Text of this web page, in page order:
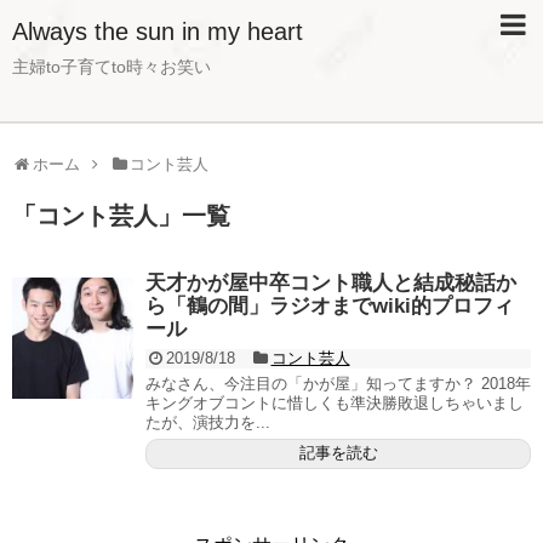
Always the sun in my heart
主婦to子育てto時々お笑い
ホーム コント芸人
「 コント芸人 」 一覧
天才かが屋中卒コント職人と結成秘話か
ら「鶴の間」ラジオまでwiki的プロフィ
ール
2019/8/18
コント芸人
みなさん、今注目の「かが屋」知ってますか？ 2018年
キングオブコントに惜しくも準決勝敗退しちゃいまし
たが、演技力を...
記事を読む